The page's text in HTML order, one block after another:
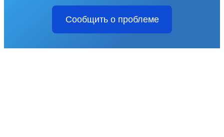
Сообщить о проблеме